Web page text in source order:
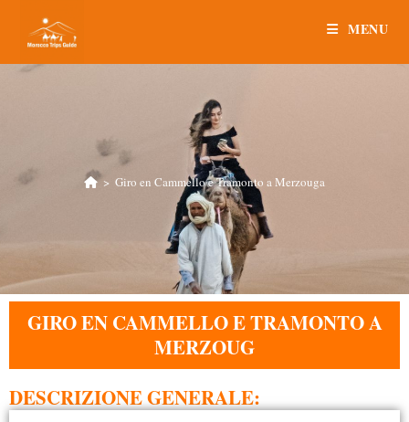
MENU
> Giro en Cammello e Tramonto a Merzouga
GIRO EN CAMMELLO E TRAMONTO A
MERZOUG
DESCRIZIONE GENERALE: